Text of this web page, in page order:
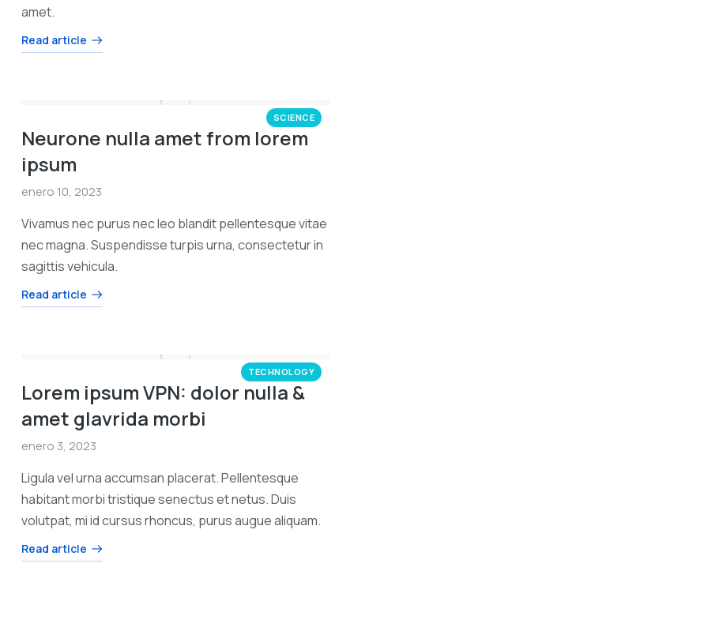
amet.
Read article
SCIENCE
Neurone nulla amet from lorem
ipsum
enero 10, 2023
Vivamus nec purus nec leo blandit pellentesque vitae
nec magna. Suspendisse turpis urna, consectetur in
sagittis vehicula.
Read article
TECHNOLOGY
Lorem ipsum VPN: dolor nulla &
amet glavrida morbi
enero 3, 2023
Ligula vel urna accumsan placerat. Pellentesque
habitant morbi tristique senectus et netus. Duis
volutpat, mi id cursus rhoncus, purus augue aliquam.
Read article